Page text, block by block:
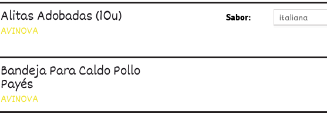
Alitas Adobadas (10u)
AVINOVA
Sabor: italiana
Bandeja Para Caldo Pollo
Payés
AVINOVA